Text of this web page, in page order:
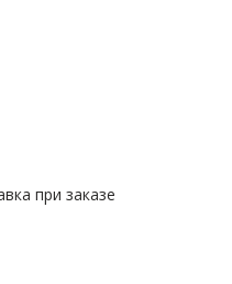
при заказе